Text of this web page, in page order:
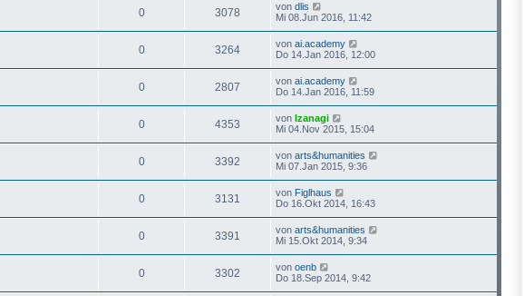
0 3078 von dlis
Mi 08.Jun 2016, 11:42
0 3264 von ai.academy
Do 14.Jan 2016, 12:00
0 2807 von ai.academy
Do 14.Jan 2016, 11:59
0 4353 von Izanagi
Mi 04.Nov 2015, 15:04
0 3392 von arts&humanities
Mi 07.Jan 2015, 9:36
0 3131 von Figlhaus
Do 16.Okt 2014, 16:43
0 3391 von arts&humanities
Mi 15.Okt 2014, 9:34
0 3302 von oenb
Do 18.Sep 2014, 9:42